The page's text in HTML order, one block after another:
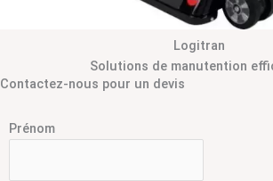
Logitran
Solutions de manutention
Contactez-nous pour un devis
Prénom